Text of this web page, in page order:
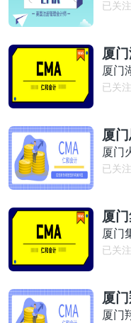
已关注
厦
厦门
已关注
厦
厦门
已关注
厦
厦门
已关注
厦
厦门